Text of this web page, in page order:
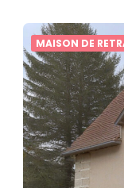
MAISON DE